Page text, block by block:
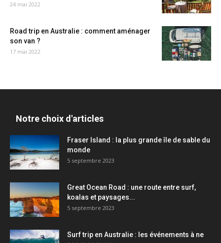
24 mai 2022
Road trip en Australie : comment aménager
son van ?
17 mai 2022
Notre choix d'articles
Fraser Island : la plus grande île de sable du
monde
5 septembre 2023
Great Ocean Road : une route entre surf,
koalas et paysages...
5 septembre 2023
Surf trip en Australie : les événements à ne